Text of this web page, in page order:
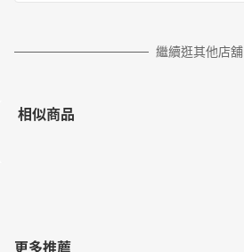
繼續逛其他店舖
相似商品
更多推薦